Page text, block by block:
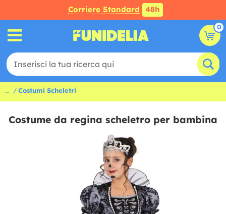
Corriere Standard 48h
0
... Costumi Scheletri
Costume da regina scheletro per bambina